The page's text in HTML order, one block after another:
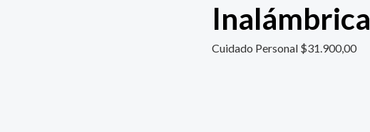
Inalámbrica
Cuidado Personal $31.900,00